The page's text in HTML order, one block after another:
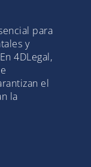
para
y
4DLegal,
el
la